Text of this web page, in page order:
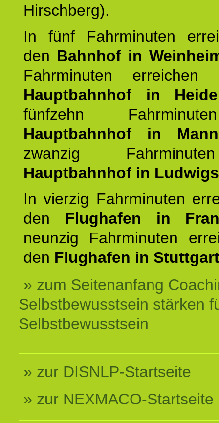
Hirschberg).
In fünf Fahrminuten
den Bahnhof in
Fahrminuten
Hauptbahnhof in
fünfzehn
Hauptbahnhof in
zwanzig
Hauptbahnhof in
In vierzig Fahrminuten
den Flughafen in
neunzig Fahrminuten
den Flughafen in
» zum Seitenanfang
Selbstbewusstsein stärken
Selbstbewusstsein
» zur DISNLP-Startseite
» zur NEXMACO-Startseite